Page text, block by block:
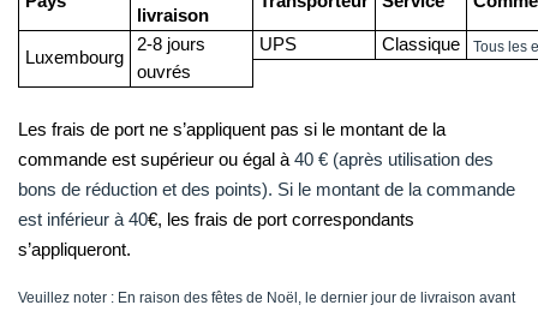
livraison
Luxembourg
2-8 jours
ouvrés
UPS Classique Tous les
Les frais de port ne s’appliquent pas si le montant de la
commande est supérieur ou égal à 40 € (après utilisation des
bons de réduction et des points). Si le montant de la commande
est inférieur à 40€, les frais de port correspondants
s’appliqueront.
Veuillez noter : En raison des fêtes de Noël, le dernier jour de livraison avant